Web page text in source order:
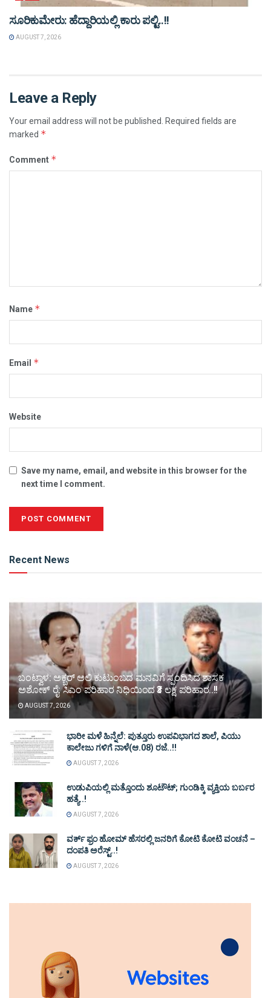
ಸೂರಿಕುಮೇರು: ಹೆದ್ದಾರಿಯಲ್ಲಿ ಕಾರು ಪಲ್ಟಿ..!!
AUGUST 7, 2026
Leave a Reply
Your email address will not be published. Required fields are
marked *
Comment *
Name *
Email *
Website
Save my name, email, and website in this browser for the
next time I comment.
Recent News
ಬಂಟ್ವಾಳ: ಅಕ್ಬರ್ ಅಲಿ ಕುಟುಂಬದ ಮನವಿಗೆ ಸ್ಪಂದಿಸಿದ ಶಾಸಕ
ಅಶೋಕ್ ರೈ: ಸಿಎಂ ಪರಿಹಾರ ನಿಧಿಯಿಂದ ₹3 ಲಕ್ಷ ಪರಿಹಾರ..!!
AUGUST 7, 2026
ಭಾರೀ ಮಳೆ ಹಿನ್ನೆಲೆ: ಪುತ್ತೂರು ಉಪವಿಭಾಗದ ಶಾಲೆ, ಪಿಯು
ಕಾಲೇಜು ಗಳಿಗೆ ನಾಳೆ(ಆ.08) ರಜೆ..!!
AUGUST 7, 2026
ಉಡುಪಿಯಲ್ಲಿ ಮತ್ತೊಂದು ಶೂಟೌಟ್‌; ಗುಂಡಿಕ್ಕಿ ವ್ಯಕ್ತಿಯ ಬರ್ಬರ
ಹತ್ಯೆ..!
AUGUST 7, 2026
ವರ್ಕ್ ಫ್ರಂ ಹೋಮ್ ಹೆಸರಲ್ಲಿ ಜನರಿಗೆ ಕೋಟಿ ಕೋಟಿ ವಂಚನೆ –
ದಂಪತಿ ಅರೆಸ್ಟ್..!
AUGUST 7, 2026